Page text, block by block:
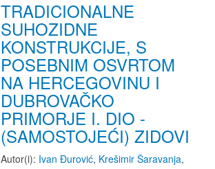
TRADICIONALNE
SUHOZIDNE
KONSTRUKCIJE, S
POSEBNIM OSVRTOM
NA HERCEGOVINU I
DUBROVAČKO
PRIMORJE I. DIO -
(SAMOSTOJEĆI) ZIDOVI
Autor(i): Ivan Đurović, Krešimir Šaravanja,